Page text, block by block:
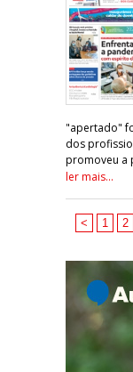
"apertado"
dos
promoveu a
ler mais...
< 1 2